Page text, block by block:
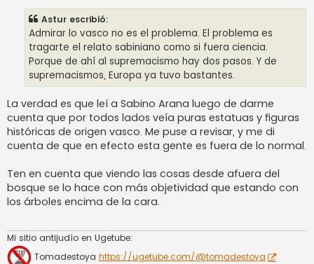
Astur escribió:
Admirar lo vasco no es el problema. El problema es
tragarte el relato sabiniano como si fuera ciencia.
Porque de ahí al supremacismo hay dos pasos. Y de
supremacismos, Europa ya tuvo bastantes.
La verdad es que leí a Sabino Arana luego de darme
cuenta que por todos lados veía puras estatuas y figuras
históricas de origen vasco. Me puse a revisar, y me di
cuenta de que en efecto esta gente es fuera de lo normal.
Ten en cuenta que viendo las cosas desde afuera del
bosque se lo hace con más objetividad que estando con
los árboles encima de la cara.
Mi sitio antijudío en Ugetube:
Tomadestoya https://ugetube.com/@tomadestoya